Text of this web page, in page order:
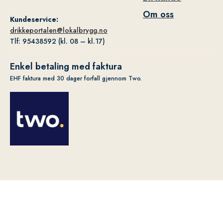
Kundeservice:
drikkeportalen@lokalbrygg.no
Tlf: 95438592 (kl. 08 – kl.17)
Om oss
Enkel betaling med faktura
EHF faktura med 30 dager forfall gjennom Two.